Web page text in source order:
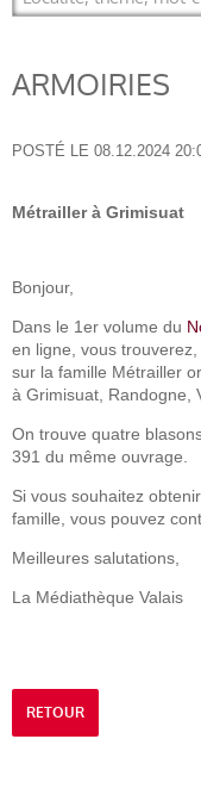
ARMOIRIES
POSTÉ LE 08.12.2024
Métrailler à Grimisuat
Bonjour,
Dans le 1er volume du
en ligne, vous
sur la famille Métrailler
à Grimisuat, Randogne,
On trouve quatre
391 du même ouvrage.
Si vous souhaitez
famille, vous pouvez
Meilleures salutations,
La Médiathèque Valais
RETOUR